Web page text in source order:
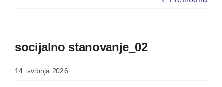
socijalno stanovanje_02
14. svibnja 2026.